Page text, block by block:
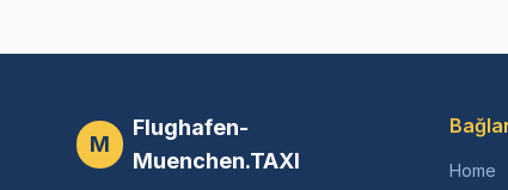
M
Flughafen-
Muenchen.TAXI
Home